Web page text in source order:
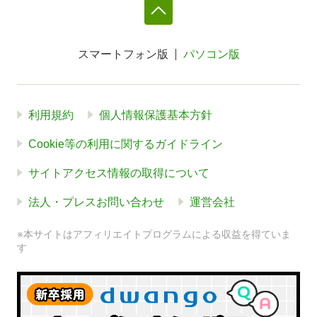
スマートフォン版 パソコン版
利用規約 個人情報保護基本方針
Cookie等の利用に関するガイドライン
サイトアクセス情報の取得について
法人・プレスお問い合わせ 運営会社
※本サイトはアフィリエイトプログラムによる収益を得ていま
す